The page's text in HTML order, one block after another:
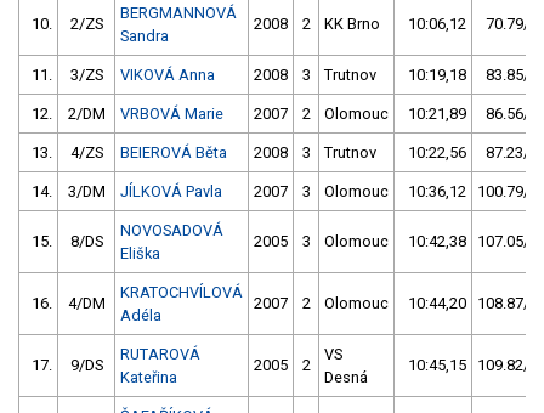
10. 2/ZS
BERGMANNOVÁ
Sandra
2008 2 KK Brno 10:06,12 70.79/
11. 3/ZS VIKOVÁ Anna 2008 3 Trutnov 10:19,18 83.85/
12. 2/DM VRBOVÁ Marie 2007 2 Olomouc 10:21,89 86.56/
13. 4/ZS BEIEROVÁ Běta 2008 3 Trutnov 10:22,56 87.23/
14. 3/DM JÍLKOVÁ Pavla 2007 3 Olomouc 10:36,12 100.79/
15. 8/DS
NOVOSADOVÁ
Eliška
2005 3 Olomouc 10:42,38 107.05/
16. 4/DM
KRATOCHVÍLOVÁ
Adéla
2007 2 Olomouc 10:44,20 108.87/
17. 9/DS
RUTAROVÁ
Kateřina
2005 2
VS
Desná
10:45,15 109.82/